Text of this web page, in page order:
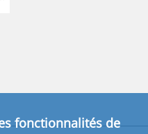
fonctionnalités de